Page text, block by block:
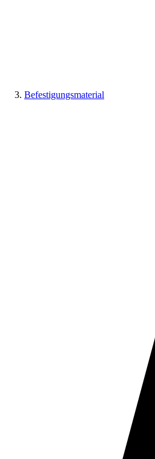
Befestigungsmaterial